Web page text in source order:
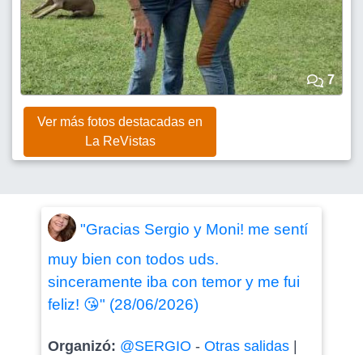
7
Ver más fotos destacadas en
La ReVistas
"Gracias Sergio y Moni! me sentí
muy bien con todos uds.
sinceramente iba con temor y me fui
feliz! 😘" (28/06/2026)
Organizó: @SERGIO - Otras salidas|